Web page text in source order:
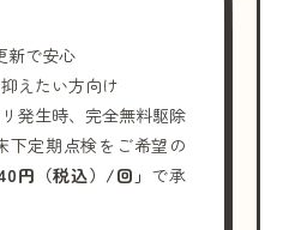
新で安心
えたい方向け
発生時、完全無料駆除
下定期点検をご希望の
円（税込）/回」 で承